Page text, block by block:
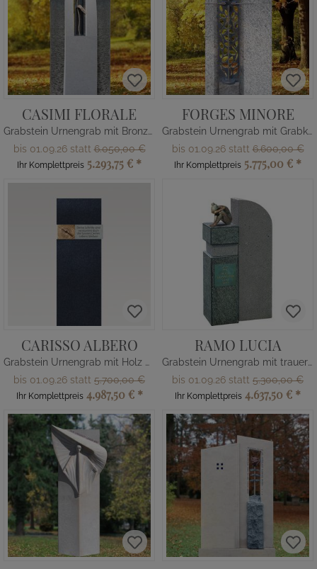
CASIMI FLORALE
Grabstein Urnengrab mit Bronze Calla
bis 01.09.26 statt6.050,00 €
Ihr Komplettpreis 5.293,75 € *
FORGES MINORE
Grabstein Urnengrab mit Grabkreuz
bis 01.09.26 statt6.600,00 €
Ihr Komplettpreis 5.775,00 € *
CARISSO ALBERO
Grabstein Urnengrab mit Holz Ornament
bis 01.09.26 statt 5.700,00 €
Ihr Komplettpreis 4.987,50 € *
RAMO LUCIA
Grabstein Urnengrab mit trauernder Figur
bis 01.09.26 statt 5.300,00 €
Ihr Komplettpreis 4.637,50 € *